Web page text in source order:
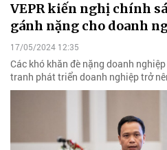
VEPR kiến nghị chính
gánh nặng cho doanh
17/05/2024 12:35
Các khó khăn đè nặng doanh
tranh phát triển doanh nghiệp trở